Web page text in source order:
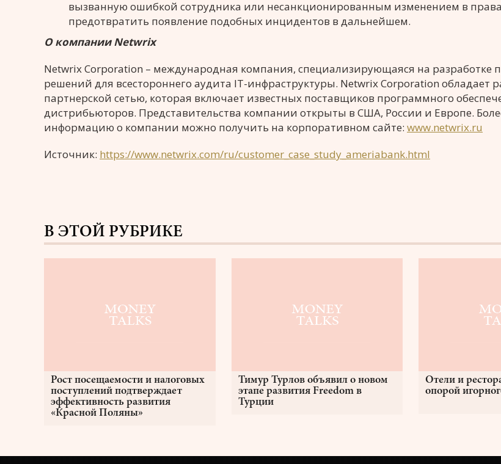
вызванную ошибкой сотрудника или несанкционированным изменением в
предотвратить появление подобных инцидентов в дальнейшем.
О компании Netwrix
Netwrix Corporation – международная компания, специализирующаяся на разработке
решений для всестороннего аудита IT-инфраструктуры. Netwrix Corporation обладает
партнерской сетью, которая включает известных поставщиков программного
дистрибьюторов. Представительства компании открыты в США, России и Европе.
информацию о компании можно получить на корпоративном сайте: www.netwrix.ru
Источник: https://www.netwrix.com/ru/customer_case_study_ameriabank.html
В ЭТОЙ РУБРИКЕ
Рост посещаемости и налоговых
поступлений подтверждает
эффективность развития
«Красной Поляны»
Тимур Турлов объявил о новом
этапе развития Freedom в
Турции
Отели и
опорой